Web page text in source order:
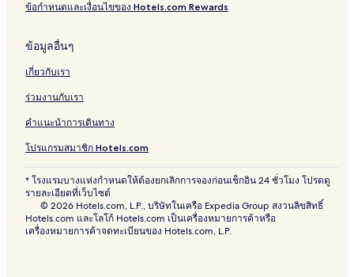
ข้อกำหนดและเงื่อนไขของ Hotels.com Rewards
ข้อมูลอื่นๆ
เกี่ยวกับเรา
ร่วมงานกับเรา
คำแนะนำการเดินทาง
โปรแกรมสมาชิก Hotels.com
* โรงแรมบางแห่งกำหนดให้ต้องยกเลิกการจองก่อนเช็กอิน 24 ชั่วโมง โปรดดู
รายละเอียดที่เว็บไซต์
© 2026 Hotels.com, L.P., บริษัทในเครือ Expedia Group สงวนลิขสิทธิ์
Hotels.com และโลโก้ Hotels.com เป็นเครื่องหมายการค้าหรือ
เครื่องหมายการค้าจดทะเบียนของ Hotels.com, L.P.